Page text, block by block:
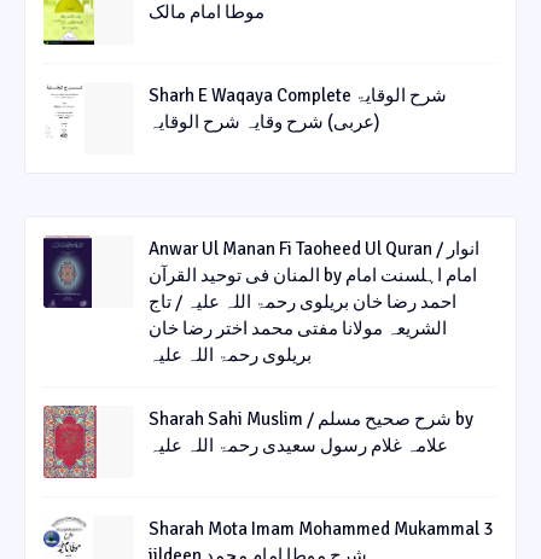
موطا امام مالک
Sharh E Waqaya Complete شرح الوقایۃ
(عربی) شرح وقایہ شرح الوقایہ
Anwar Ul Manan Fi Taoheed Ul Quran / انوار
المنان فی توحید القرآن by امام اہلسنت امام
احمد رضا خان بریلوی رحمۃ اللہ علیہ / تاج
الشریعہ مولانا مفتی محمد اختر رضا خان
بریلوی رحمۃ اللہ علیہ
Sharah Sahi Muslim / شرح صحیح مسلم by
علامہ غلام رسول سعیدی رحمۃ اللہ علیہ
Sharah Mota Imam Mohammed Mukammal 3